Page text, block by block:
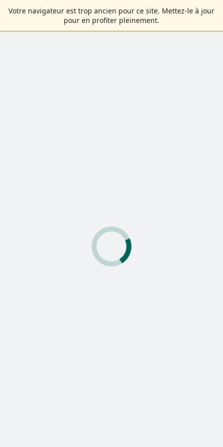
Votre navigateur est trop ancien pour ce site. Mettez-le à jour
pour en profiter pleinement.